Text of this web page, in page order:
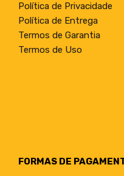
Política de Privacidade
Política de Entrega
Termos de Garantia
Termos de Uso
FORMAS DE